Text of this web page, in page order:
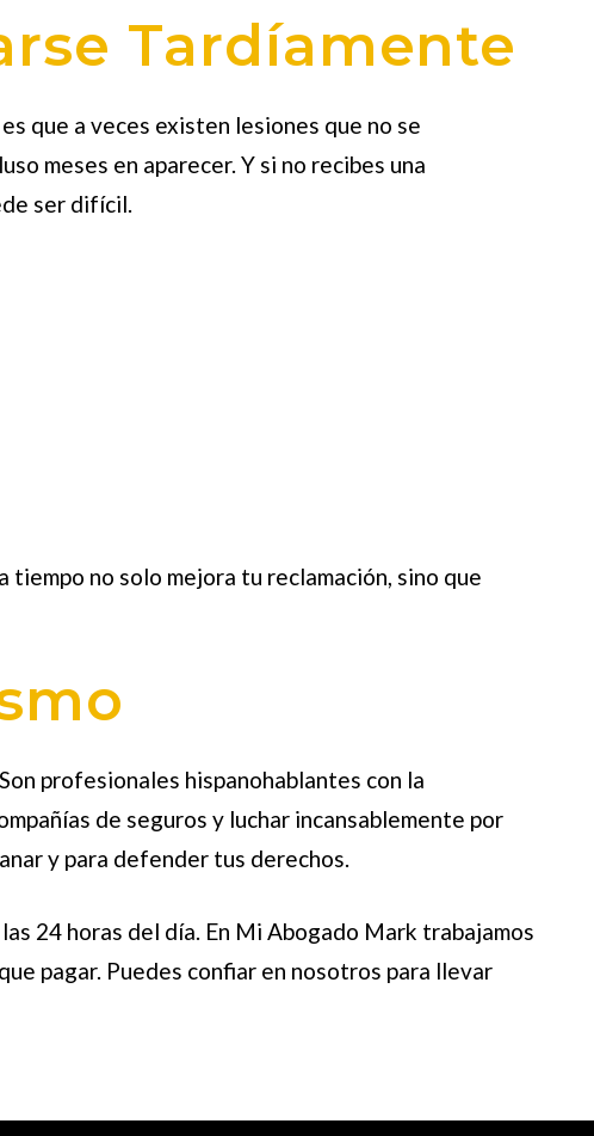
Tardíamente
que a veces existen lesiones que no se
meses en aparecer. Y si no recibes una
ser difícil.
no solo mejora tu reclamación, sino que
profesionales hispanohablantes con la
de seguros y luchar incansablemente por
y para defender tus derechos.
24 horas del día. En Mi Abogado Mark trabajamos
pagar. Puedes confiar en nosotros para llevar